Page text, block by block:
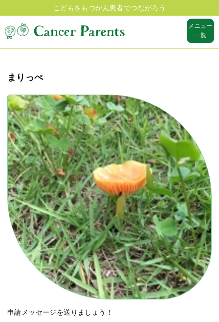
こどもをもつがん患者でつながろう
メニュー
一覧
まりっぺ
申請メッセージを送りましょう！